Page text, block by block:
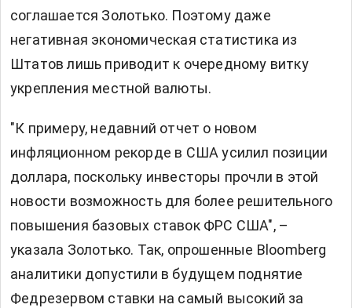
соглашается Золотько. Поэтому даже
негативная экономическая статистика из
Штатов лишь приводит к очередному витку
укрепления местной валюты.
"К примеру, недавний отчет о новом
инфляционном рекорде в США усилил позиции
доллара, поскольку инвесторы прочли в этой
новости возможность для более решительного
повышения базовых ставок ФРС США", –
указала Золотько. Так, опрошенные Bloomberg
аналитики допустили в будущем поднятие
Федрезервом ставки на самый высокий за